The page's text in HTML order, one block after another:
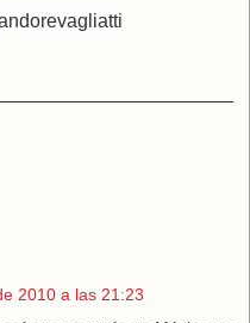
2010 a las 21:23